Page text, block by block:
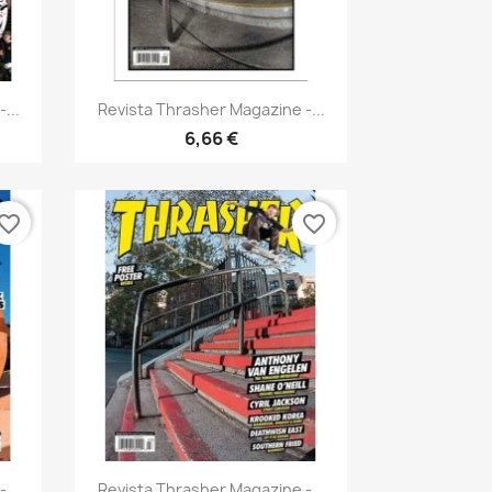
... Vista rápida
Revista Thrasher Magazine -...
6,66 €
Vista rápida
favorite_border
×